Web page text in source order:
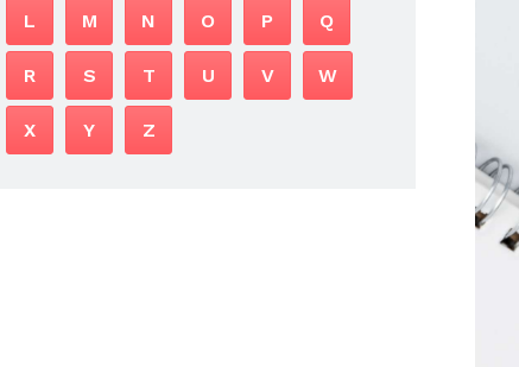
L M N O P Q
R S T U V W
X Y Z